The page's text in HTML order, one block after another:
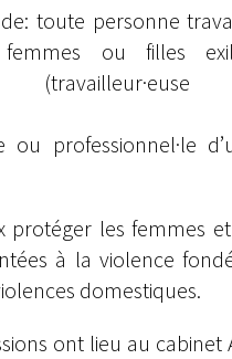
toute personne
ou filles
(travailleur·euse
ou professionnel·le
protéger les femmes
à la violence
domestiques.
ont lieu au cabinet